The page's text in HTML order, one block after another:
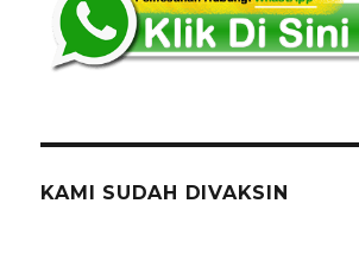
KAMI SUDAH DIVAKSIN